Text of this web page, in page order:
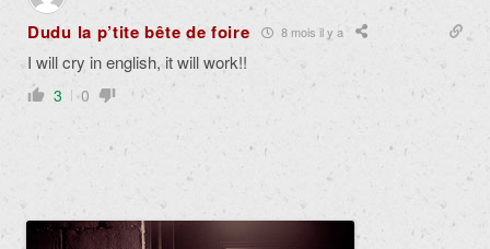
Dudu la p’tite bête de foire 8 mois il y a
I will cry in english, it will work!!
3 0